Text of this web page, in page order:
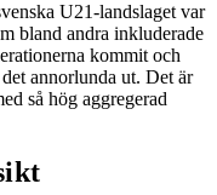
U21-landslaget var
bland andra inkluderade
kommit och
annorlunda ut. Det är
så hög aggregerad